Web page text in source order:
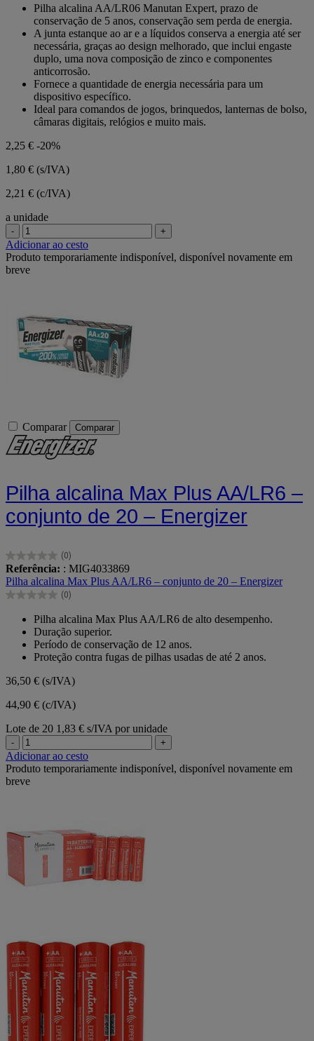
estrelas.
Pilha alcalina AA/LR06 Manutan Expert, prazo de
conservação de 5 anos, conservação sem perda de energia.
A junta estanque ao ar e a líquidos conserva a energia até ser
necessária, graças ao design melhorado, que inclui engaste
duplo, uma nova composição de zinco e componentes
anticorrosão.
Fornece a quantidade de energia necessária para um
dispositivo específico.
Ideal para comandos de jogos, brinquedos, lanternas de bolso,
câmaras digitais, relógios e muito mais.
2,25 € -20%
1,80 € (s/IVA)
2,21 € (c/IVA)
a unidade
- +
Adicionar ao cesto
Produto temporariamente indisponível, disponível novamente em
breve
Comparar Comparar
Pilha alcalina Max Plus AA/LR6 –
conjunto de 20 – Energizer
(0)
0.0
em
5
estrelas.
Referência: : MIG4033869
Pilha alcalina Max Plus AA/LR6 – conjunto de 20 – Energizer
(0)
0.0
estrelas.
Pilha alcalina Max Plus AA/LR6 de alto desempenho.
Duração superior.
Período de conservação de 12 anos.
Proteção contra fugas de pilhas usadas de até 2 anos.
36,50 € (s/IVA)
44,90 € (c/IVA)
Lote de 20 1,83 € s/IVA por unidade
- +
Adicionar ao cesto
Produto temporariamente indisponível, disponível novamente em
breve